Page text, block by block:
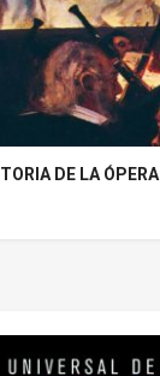
DE LA ÓPERA